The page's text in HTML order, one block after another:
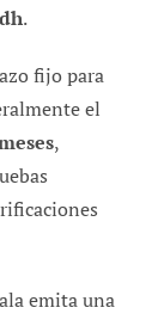
.
fijo para
el
,
emita una